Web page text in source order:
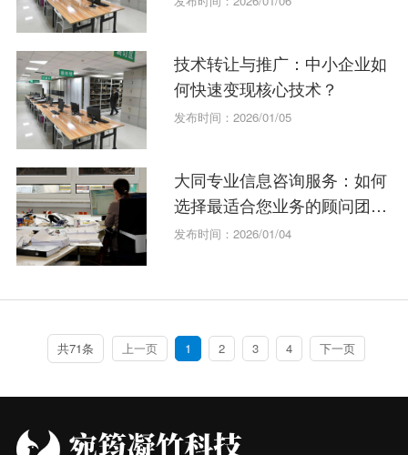
技术转让与推广：中小企业如
何快速变现核心技术？
发布时间：2026/01/05
大同专业信息咨询服务：如何
选择最适合您业务的顾问团
队？
发布时间：2026/01/04
共71条 上一页 1 2 3 4 下一页